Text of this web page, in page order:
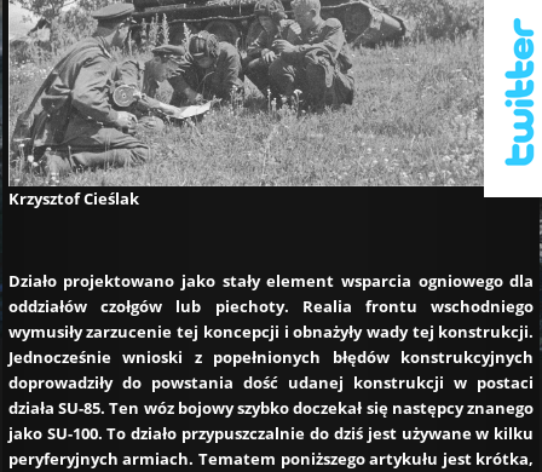
Krzysztof Cieślak
Działo projektowano jako stały element wsparcia ogniowego dla
oddziałów czołgów lub piechoty. Realia frontu wschodniego
wymusiły zarzucenie tej koncepcji i obnażyły wady tej konstrukcji.
Jednocześnie wnioski z popełnionych błędów konstrukcyjnych
doprowadziły do powstania dość udanej konstrukcji w postaci
działa SU-85. Ten wóz bojowy szybko doczekał się następcy znanego
jako SU-100. To działo przypuszczalnie do dziś jest używane w kilku
peryferyjnych armiach. Tematem poniższego artykułu jest krótka,